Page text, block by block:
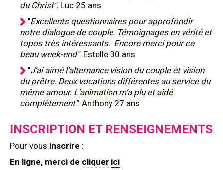
du Christ". Luc 25 ans
"Excellents questionnaires pour approfondir
notre dialogue de couple. Témoignages en vérité et
topos très intéressants. Encore merci pour ce
beau week-end". Estelle 30 ans
"J’ai aimé l’alternance vision du couple et vision
du prêtre. Deux vocations différentes au service du
même amour. L’animation m’a plu et aidé
complètement". Anthony 27 ans
INSCRIPTION ET RENSEIGNEMENTS
Pour vous inscrire :
En ligne, merci de cliquer ici